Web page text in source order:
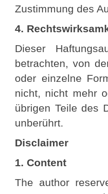
Zustimmung des
4.
Dieser
betrachten, von
oder einzelne
nicht, nicht mehr
übrigen Teile des
unberührt.
Disclaimer
1. Content
The author